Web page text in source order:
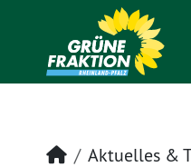
Startseite
Aktuelles &